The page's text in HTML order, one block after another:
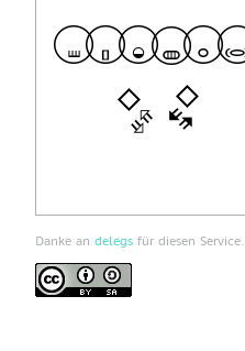
Danke an delegs für diesen Service.